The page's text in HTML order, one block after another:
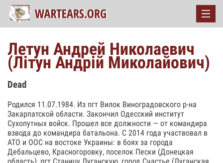
Летун Андрей Николаевич
(Літун Андрій Миколайович)
Dead
Родился 11.07.1984. Из пгт Вилок Виноградовского р-на
Закарпатской области. Закончил Одесский институт
Сухопутных войск. Прошел все должности — от командира
взвода до командира батальона. С 2014 года участвовал в
АТО и ООС на востоке Украины: в боях за города
Дебальцево, Красногоровку, поселок Пески (Донецкая